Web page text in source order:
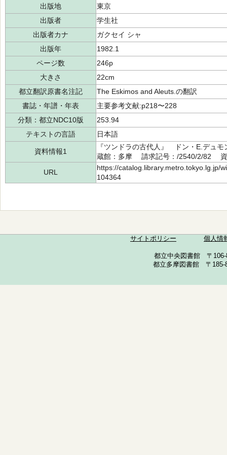
出版地
東京
出版者
学生社
出版者カナ
ガクセイ シャ
出版年
1982.1
ページ数
246p
大きさ
22cm
都立翻訳原書名注記
The Eskimos and Aleuts.の翻訳
書誌・年譜・年表
主要参考文献:p218〜228
分類：都立NDC10版
253.94
テキストの言語
日本語
資料情報1
『ツンドラの古代人』 ドン・E.デュ
蔵館：多摩 請求記号：/2540/2/82 資
URL
https://catalog.library.metro.tokyo.lg.jp/
104364
サイトポリシー 個人情
都立中央図書館 〒
都立多摩図書館 〒185-